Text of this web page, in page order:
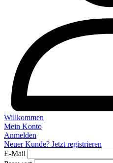
Willkommen
Mein Konto
Anmelden
Neuer Kunde? Jetzt registrieren
E-Mail